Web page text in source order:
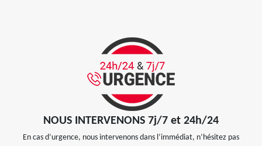
NOUS INTERVENONS 7j/7 et 24h/24
En cas d’urgence, nous intervenons dans l’immédiat, n’hésitez pas